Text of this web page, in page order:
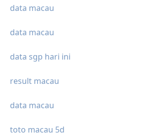
data macau
data macau
data sgp hari ini
result macau
data macau
toto macau 5d